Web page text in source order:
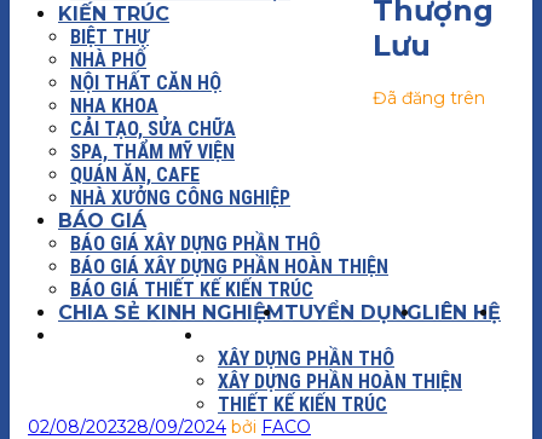
KIẾN TRÚC
BIỆT THỰ
NHÀ PHỐ
NỘI THẤT CĂN HỘ
NHA KHOA
CẢI TẠO, SỬA CHỮA
SPA, THẨM MỸ VIỆN
QUÁN ĂN, CAFE
NHÀ XƯỞNG CÔNG NGHIỆP
BÁO GIÁ
BÁO GIÁ XÂY DỰNG PHẦN THÔ
BÁO GIÁ XÂY DỰNG PHẦN HOÀN THIỆN
BÁO GIÁ THIẾT KẾ KIẾN TRÚC
CHIA SẺ KINH NGHIỆMTUYỂN DỤNGLIÊN HỆ
XÂY DỰNG PHẦN THÔ
XÂY DỰNG PHẦN HOÀN THIỆN
THIẾT KẾ KIẾN TRÚC
Thượng
Lưu
Đã đăng trên
02/08/202328/09/2024 bởi FACO